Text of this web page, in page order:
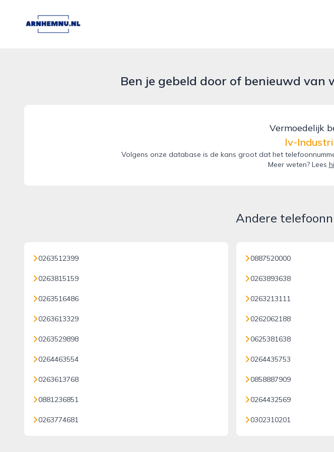
arnhemnu.nl
Ben je gebeld door of benieuwd van
Vermoedelijk
Iv-
Volgens onze database is de kans groot dat het
Meer weten? Lees
Andere
0263512399
0263815159
0263516486
0263613329
0263529898
0264463554
0263613768
0881236851
0263774681
0887520000
0263893638
0263213111
0262062188
0625381638
0264435753
0858887909
0264432569
0302310201